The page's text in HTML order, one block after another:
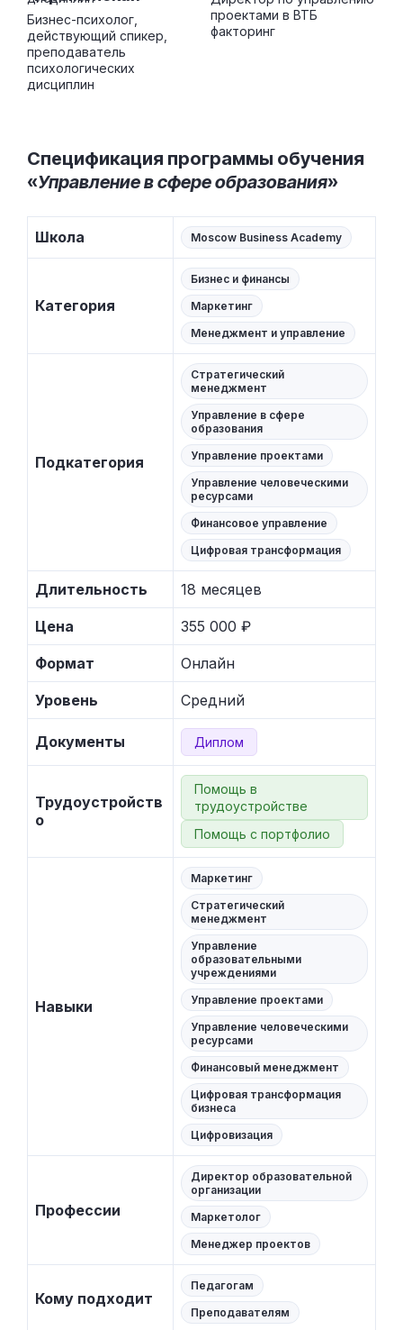
Бизнес-психолог,
действующий спикер,
преподаватель
психологических
дисциплин
проектами в ВТБ
факторинг
Спецификация программы обучения
«Управление в сфере образования»
Школа Moscow Business Academy
Категория
Бизнес и финансы
Маркетинг
Менеджмент и управление
Подкатегория
Стратегический
менеджмент
Управление в сфере
образования
Управление проектами
Управление человеческими
ресурсами
Финансовое управление
Цифровая трансформация
Длительность 18 месяцев
Цена 355 000 ₽
Формат Онлайн
Уровень Средний
Документы Диплом
Трудоустройств
о
Помощь в
трудоустройстве
Помощь с портфолио
Навыки
Маркетинг
Стратегический
менеджмент
Управление
образовательными
учреждениями
Управление проектами
Управление человеческими
ресурсами
Финансовый менеджмент
Цифровая трансформация
бизнеса
Цифровизация
Профессии
Директор образовательной
организации
Маркетолог
Менеджер проектов
Кому подходит
Педагогам
Преподавателям